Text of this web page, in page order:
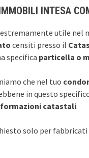
INTESA
utile
censiti presso il
specifica particella o
che nel tuo
in questo
catastali.
solo per fabbricati